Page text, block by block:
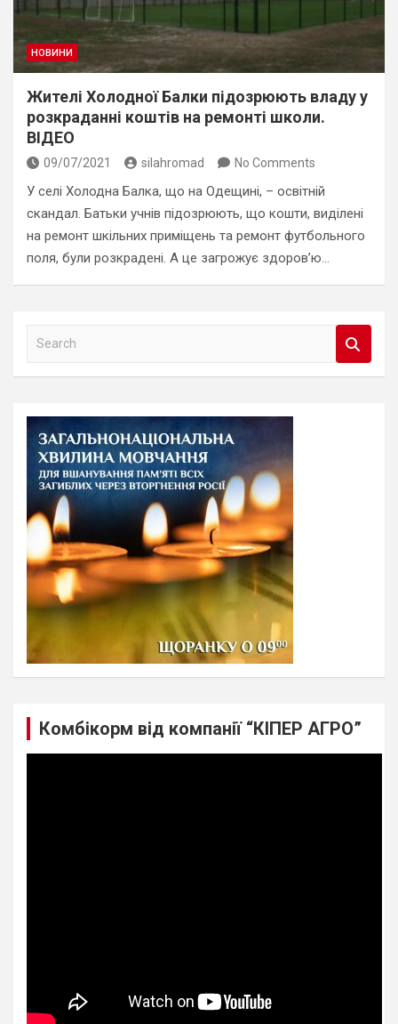
НОВИНИ
Жителі Холодної Балки підозрюють владу у
розкраданні коштів на ремонті школи.
ВІДЕО
09/07/2021 silahromad No Comments
У селі Холодна Балка, що на Одещині, – освітній
скандал. Батьки учнів підозрюють, що кошти, виділені
на ремонт шкільних приміщень та ремонт футбольного
поля, були розкрадені. А це загрожує здоров’ю…
a
Комбікорм від компанії “КІПЕР АГРО”